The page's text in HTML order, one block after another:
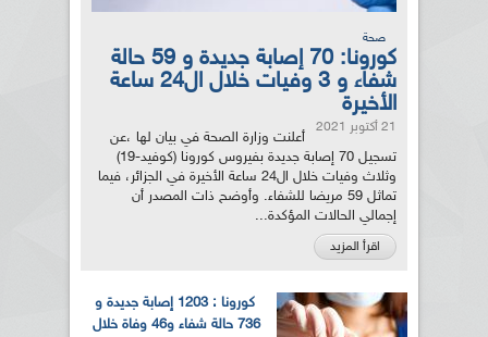
صحة
كورونا: 70 إصابة جديدة و 59 حالة
شفاء و 3 وفيات خلال ال24 ساعة
الأخيرة
21 أكتوبر 2021
أعلنت وزارة الصحة في بيان لها ،عن
تسجيل 70 إصابة جديدة بفيروس كورونا (كوفيد-19)
وثلاث وفيات خلال ال24 ساعة الأخيرة في الجزائر، فيما
تماثل 59 مريضا للشفاء. وأوضح ذات المصدر أن
إجمالي الحالات المؤكدة...
اقرأ المزيد
كورونا : 1203 إصابة جديدة و
736 حالة شفاء و46 وفاة خلال